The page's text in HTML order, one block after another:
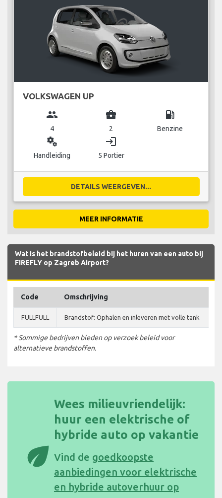
VOLKSWAGEN UP
group
4
business_center
2
local_gas_station
Benzine
miscellaneous_services
Handleiding
login
5 Portier
DETAILS WEERGEVEN...
MEER INFORMATIE
Wat is het brandstofbeleid bij het huren van een auto bij
FIREFLY op Zagreb Airport?
Code Omschrijving
FULLFULL Brandstof: Ophalen en inleveren met volle tank
* Sommige bedrijven bieden op verzoek beleid voor
alternatieve brandstoffen.
eco
Wees milieuvriendelijk:
huur een elektrische of
hybride auto op vakantie
Vind de goedkoopste
aanbiedingen voor elektrische
en hybride autoverhuur op